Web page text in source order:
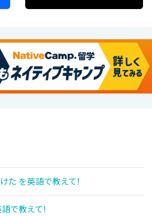
た を英語で教えて!
で教えて!